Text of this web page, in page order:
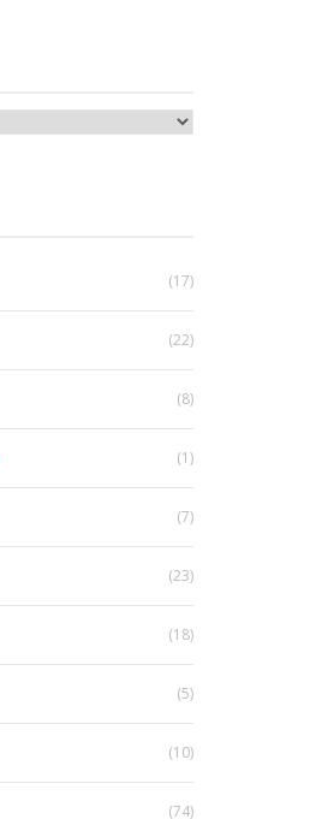
(17)
(22)
(8)
(1)
(7)
(23)
(18)
(5)
(10)
(74)